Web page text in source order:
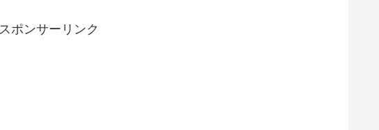
スポンサーリンク